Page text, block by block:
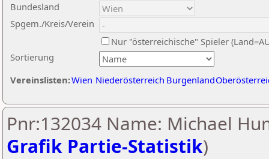
Sortierung
Bundesland
Spgem./Kreis/Verein
Nur "österreichische" Spieler
Vereinslisten:Wien Niederösterreich Burgenland
Pnr:132034 Name: Michael
Grafik Partie-Statistik)